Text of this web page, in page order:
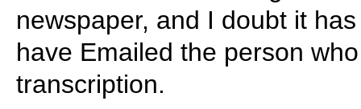
newspaper, and I doubt it
have Emailed the person
transcription.